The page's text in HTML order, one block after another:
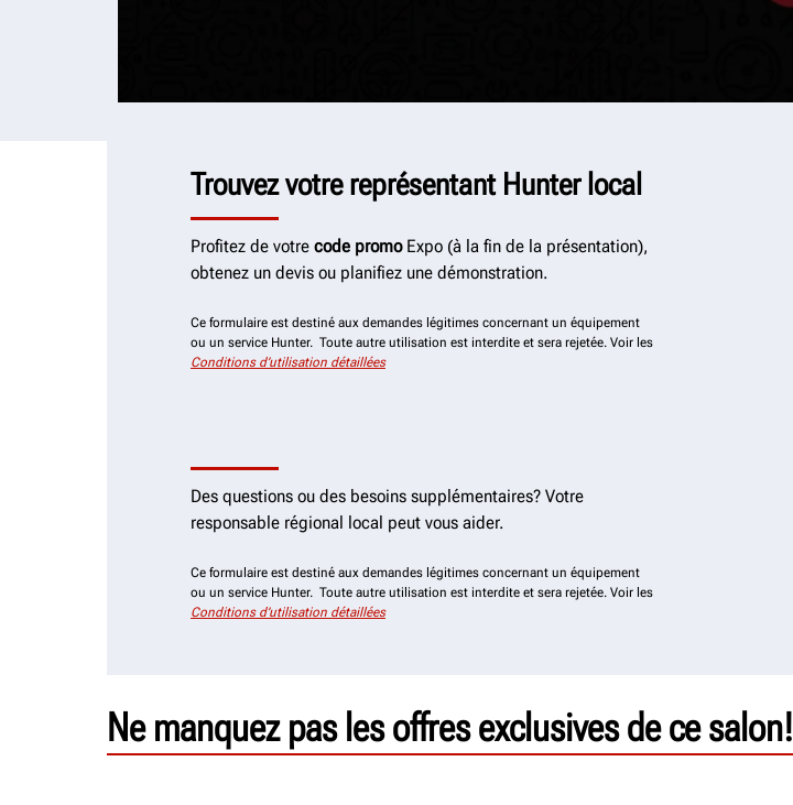
Trouvez votre représentant Hunter local
Profitez de votre code promoExpo (à la fin de la présentation),
obtenez un devis ou planifiez une démonstration.
Ce formulaire est destiné aux demandes légitimes concernant un équipement
ou un service Hunter. Toute autre utilisation est interdite et sera rejetée. Voir les
Conditions d’utilisation détaillées
Des questions ou des besoins supplémentaires? Votre
responsable régional local peut vous aider.
Ce formulaire est destiné aux demandes légitimes concernant un équipement
ou un service Hunter. Toute autre utilisation est interdite et sera rejetée. Voir les
Conditions d’utilisation détaillées
Ne manquez pas les offres exclusives de ce salon!